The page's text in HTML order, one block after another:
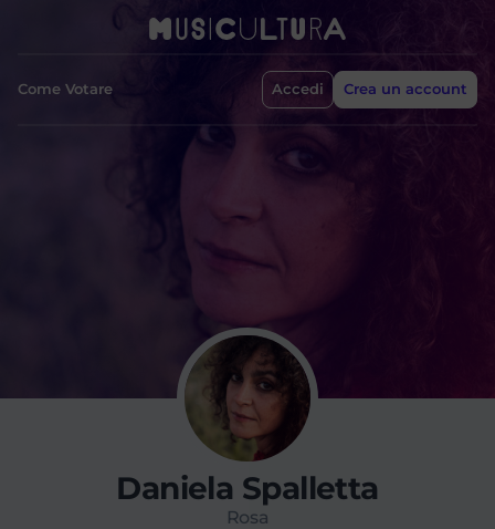
Come Votare Accedi Crea un account
Daniela Spalletta
Rosa